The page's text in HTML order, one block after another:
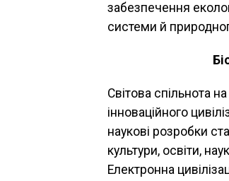
забезпечення
системи й
Світова спільнота
інноваційного
наукові розробки
культури, освіти,
Електронна